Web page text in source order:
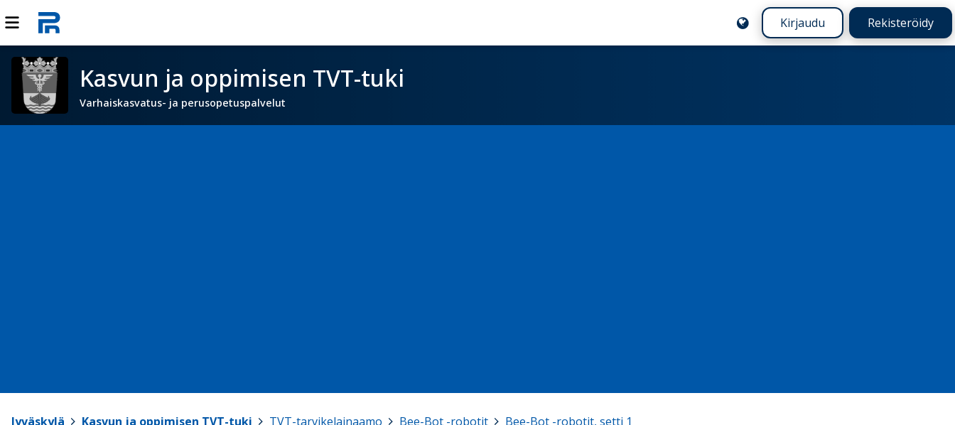
Kirjaudu Rekisteröidy
Kasvun ja oppimisen TVT-tuki
Varhaiskasvatus- ja perusopetuspalvelut
Jyväskylä Kasvun ja oppimisen TVT-tuki TVT-tarvikelainaamo Bee-Bot -robotit Bee-Bot -robotit, setti 1